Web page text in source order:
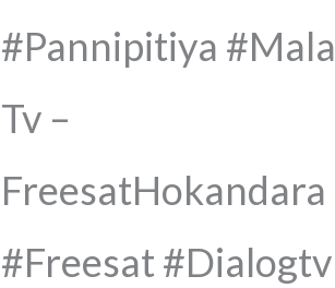
#Pannipitiya
Tv –
#Freesat